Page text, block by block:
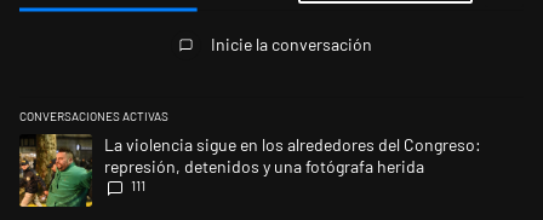
Inicie la conversación
CONVERSACIONES ACTIVAS
Este listado muestra los artículos con más comentarios en los últimos
Un artículo de tendencia con el título "La violencia sigue en los
La violencia sigue en los alrededores del Congreso:
represión, detenidos y una fotógrafa herida
111